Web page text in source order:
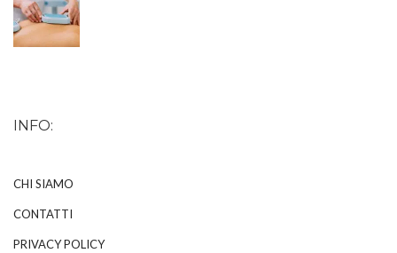
INFO:
CHI SIAMO
CONTATTI
PRIVACY POLICY